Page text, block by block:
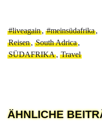
#liveagain, #meinsüdafrika,
Reisen, South Adrica,
SÜDAFRIKA, Travel
ÄHNLICHE